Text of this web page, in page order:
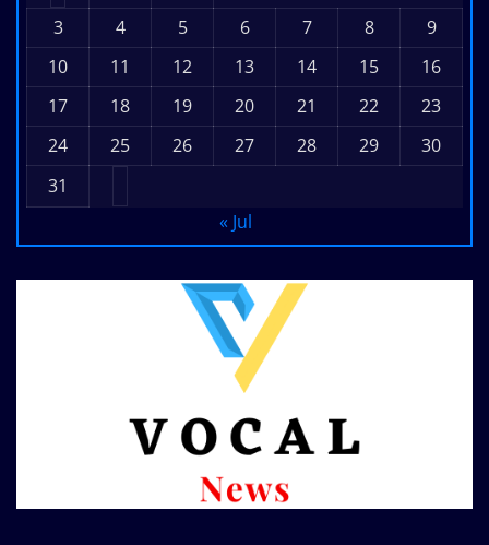
3
4 5 6 7 8
9
10
11 12 13 14 15
16
17
18 19 20 21 22
23
24
25 26 27 28 29
30
31
« Jul